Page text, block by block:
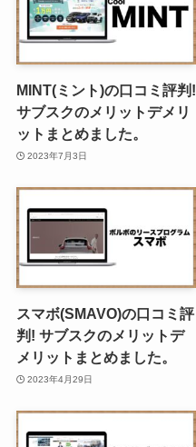
MINT(ミント)の口コミ評判!
サブスクのメリットデメリ
ットまとめました。
2023年7月3日
スマボ(SMAVO)の口コミ評
判! サブスクのメリットデ
メリットまとめました。
2023年4月29日